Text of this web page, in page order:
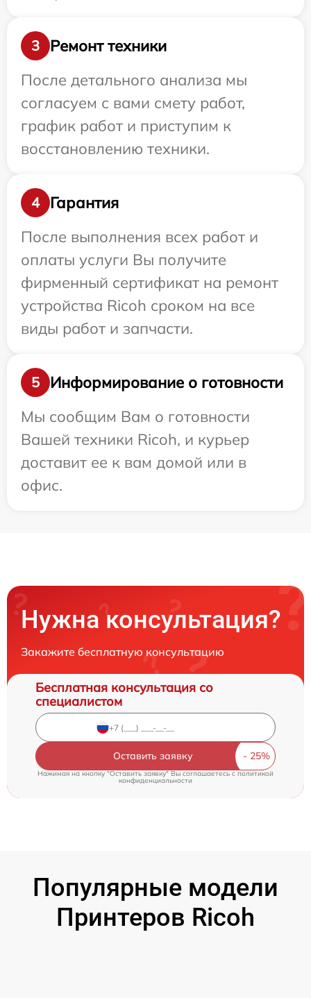
3
Ремонт техники
После детального анализа мы
согласуем с вами смету работ,
график работ и приступим к
восстановлению техники.
4
Гарантия
После выполнения всех работ и
оплаты услуги Вы получите
фирменный сертификат на ремонт
устройства Ricoh сроком на все
виды работ и запчасти.
5
Информирование о готовности
Мы сообщим Вам о готовности
Вашей техники Ricoh, и курьер
доставит ее к вам домой или в
офис.
Нужна консультация?
Закажите бесплатную консультацию
Бесплатная консультация со
специалистом
Оставить заявку
Нажимая на кнопку "Оставить заявку" Вы соглашаетесь c политикой
конфиденциальности
Популярные модели
Принтеров Ricoh